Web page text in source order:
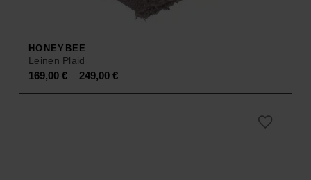
HONEYBEE
Leinen Plaid
169,00 € – 249,00 €